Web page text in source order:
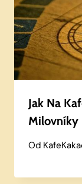
Jak Na
Milovníky
Od